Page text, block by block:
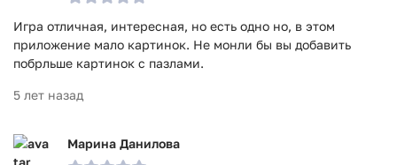
Игра отличная, интересная, но есть одно но, в этом
приложение мало картинок. Не монли бы вы добавить
побрльше картинок с пазлами.
5 лет назад
Марина Данилова